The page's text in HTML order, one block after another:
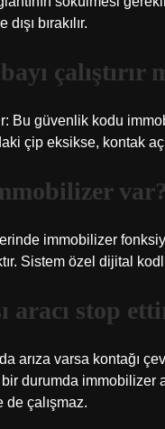
bırakılır.
çalıştırır
Bu güvenlik kodu
çip eksikse, kontak
var?
immobilizer
Sistem özel dijital
aracı stop
arıza varsa kontağı
durumda immobilizer
çalışmaz.